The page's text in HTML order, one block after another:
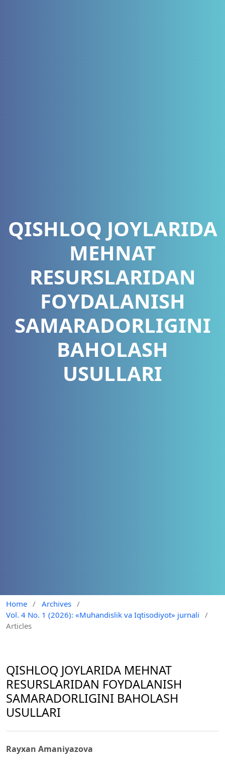
QISHLOQ JOYLARIDA
MEHNAT
RESURSLARIDAN
FOYDALANISH
SAMARADORLIGINI
BAHOLASH
USULLARI
Home / Archives /
Vol. 4 No. 1 (2026): «Muhandislik va Iqtisodiyot» jurnali
/
Articles
QISHLOQ JOYLARIDA MEHNAT
RESURSLARIDAN FOYDALANISH
SAMARADORLIGINI BAHOLASH
USULLARI
Rayxan Amaniyazova